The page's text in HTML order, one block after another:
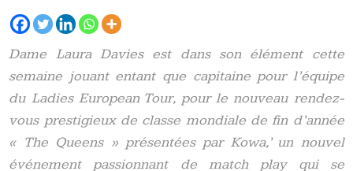
Dame Laura Davies est dans son élément cette
semaine jouant entant que capitaine pour l’équipe
du Ladies European Tour, pour le nouveau rendez-
vous prestigieux de classe mondiale de fin d’année
« The Queens » présentées par Kowa,’ un nouvel
événement passionnant de match play qui se